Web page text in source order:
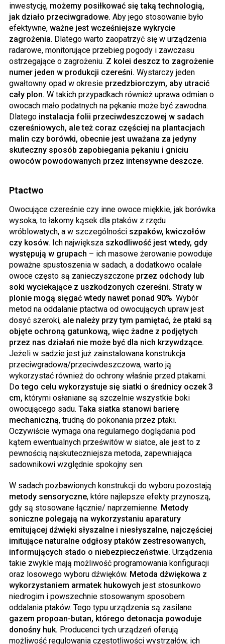
inwestycję, możemy posiłkować się taką technologią,
jak działo przeciwgradowe. Aby jego stosowanie było
efektywne, ważne jest wcześniejsze wykrycie
zagrożenia. Dlatego warto zaopatrzyć się w urządzenia
radarowe, monitorujące przebieg pogody i zawczasu
ostrzegające o zagrożeniu. Z kolei deszcz to zagrożenie
numer jeden w produkcji czereśni. Wystarczy jeden
gwałtowny opad w okresie przedzbiorczym, aby utracić
cały plon. W takich przypadkach również uprawa odmian o
owocach mało podatnych na pękanie może być zawodna.
Dlatego instalacja folii przeciwdeszczowej w sadach
czereśniowych, ale też coraz częściej na plantacjach
malin czy borówki, obecnie jest uważana za jedyny
skuteczny sposób zapobiegania pękaniu i gniciu
owoców powodowanych przez intensywne deszcze.
Ptactwo
Owocujące czereśnie czy inne owoce miękkie, jak borówka
wysoka, to łakomy kąsek dla ptaków z rzędu
wróblowatych, a w szczególności szpaków, kwiczołów
czy kosów. Ich największa szkodliwość jest wtedy, gdy
występują w grupach – ich masowe żerowanie powoduje
poważne spustoszenia w sadach, a dodatkowo ocalałe
owoce często są zanieczyszczone przez odchody lub
soki wyciekające z uszkodzonych czereśni. Straty w
plonie mogą sięgać wtedy nawet ponad 90%. Wybór
metod na oddalanie ptactwa od owocujących upraw jest
dosyć szeroki, ale należy przy tym pamiętać, że ptaki są
objęte ochroną gatunkową, więc żadne z podjętych
przez nas działań nie może być dla nich krzywdzące.
Jeżeli w sadzie jest już zainstalowana konstrukcja
przeciwgradowa/przeciwdeszczowa, warto ją
wykorzystać również do ochrony właśnie przed ptakami.
Do tego celu wykorzystuje się siatki o średnicy oczek 3
cm, którymi osłaniane są szczelnie wszystkie boki
owocującego sadu. Taka siatka stanowi barierę
mechaniczną, trudną do pokonania przez ptaki.
Oczywiście wymaga ona regularnego doglądania pod
kątem ewentualnych prześwitów w siatce, ale jest to z
pewnością najskuteczniejsza metoda, zapewniająca
sadownikowi względnie spokojny sen.
W sadach pozbawionych konstrukcji do wyboru pozostają
metody sensoryczne, które najlepsze efekty przynoszą,
gdy są stosowane łącznie/ naprzemienne. Metody
soniczne polegają na wykorzystaniu aparatury
emitującej dźwięki słyszalne i niesłyszalne, najczęściej
imitujące naturalne odgłosy ptaków zestresowanych,
informujących stado o niebezpieczeństwie. Urządzenia
takie zwykle mają możliwość programowania konfiguracji
oraz losowego wyboru dźwięków. Metoda dźwiękowa z
wykorzystaniem armatek hukowych jest stosunkowo
niedrogim i powszechnie stosowanym sposobem
oddalania ptaków. Tego typu urządzenia są zasilane
gazem propoan-butan, którego detonacja powoduje
donośny huk. Producenci tych urządzeń oferują
możliwość regulowania częstotliwości wystrzałów, ich